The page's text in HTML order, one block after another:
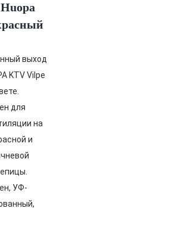
выход
KTV Vilpe
для
на
и
УФ-